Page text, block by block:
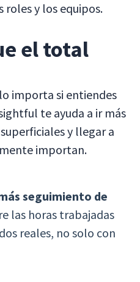
roles y los equipos.
el total
importa si entiendes
te ayuda a ir más
y llegar a
importan.
seguimiento de
las horas trabajadas
reales, no solo con